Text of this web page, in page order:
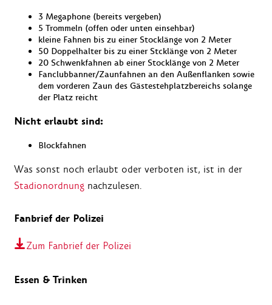
3 Megaphone (bereits vergeben)
5 Trommeln (offen oder unten einsehbar)
kleine Fahnen bis zu einer Stocklänge von 2 Meter
50 Doppelhalter bis zu einer Stcklänge von 2 Meter
20 Schwenkfahnen ab einer Stocklänge von 2 Meter
Fanclubbanner/Zaunfahnen an den Außenflanken sowie
dem vorderen Zaun des Gästestehplatzbereichs solange
der Platz reicht
Nicht erlaubt sind:
Blockfahnen
Was sonst noch erlaubt oder verboten ist, ist in der
Stadionordnung nachzulesen.
Fanbrief der Polizei
Zum Fanbrief der Polizei
Essen & Trinken